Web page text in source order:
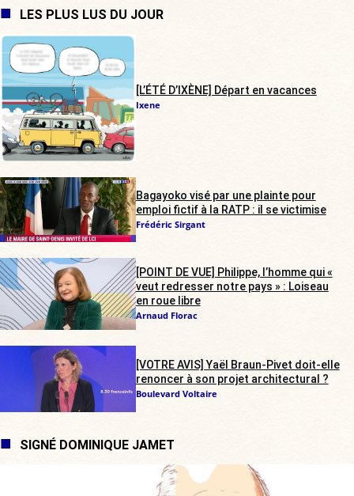
LES PLUS LUS DU JOUR
[L’ÉTÉ D’IXÈNE] Départ en vacances
Ixene
Bagayoko visé par une plainte pour
emploi fictif à la RATP : il se victimise
Frédéric Sirgant
[POINT DE VUE] Philippe, l’homme qui «
veut redresser notre pays » : Loiseau
en roue libre
Arnaud Florac
[VOTRE AVIS] Yaël Braun-Pivet doit-elle
renoncer à son projet architectural ?
Boulevard Voltaire
SIGNÉ DOMINIQUE JAMET